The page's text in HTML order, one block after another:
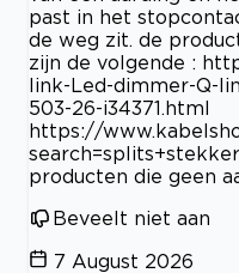
past in het
de weg zit. de
zijn de volgende :
link-Led-dimmer-Q-
503-26-i34371.html
https://
producten die geen
Beveelt niet aan
7 August 2026